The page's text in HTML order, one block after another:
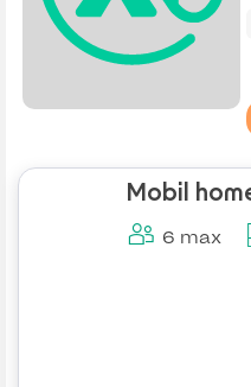
Mobil
6 max